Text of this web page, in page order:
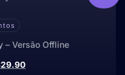
– Versão Offline
29.90